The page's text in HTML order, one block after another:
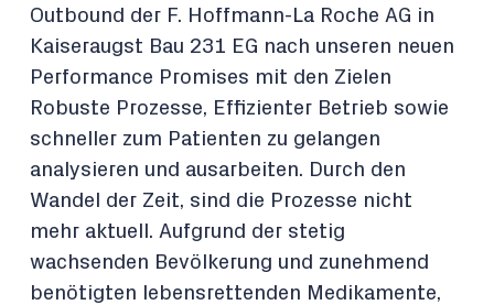
Outbound der F. Hoffmann-La Roche AG in
Kaiseraugst Bau 231 EG nach unseren neuen
Performance Promises mit den Zielen
Robuste Prozesse, Effizienter Betrieb sowie
schneller zum Patienten zu gelangen
analysieren und ausarbeiten. Durch den
Wandel der Zeit, sind die Prozesse nicht
mehr aktuell. Aufgrund der stetig
wachsenden Bevölkerung und zunehmend
benötigten lebensrettenden Medikamente,